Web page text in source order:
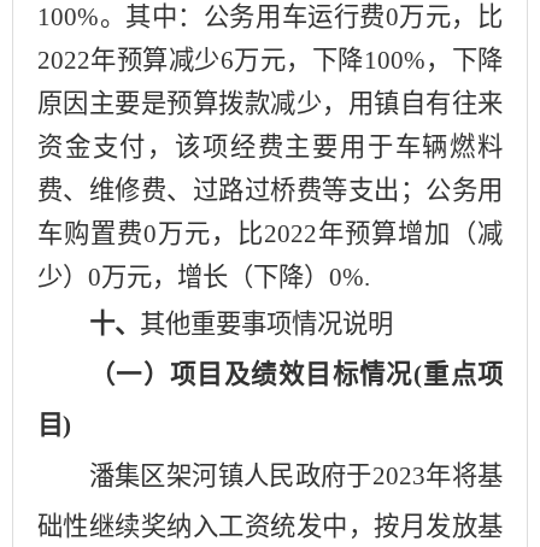
100%。其中：公务用车运行费0万元，比
2022年预算减少6万元，下降100%，下降
原因主要是预算拨款减少，用镇自有往来
资金支付 ，该项经费主要用于车辆燃料
费、维修费、过路过桥费等支出；公务用
车购置费0万元，比2022年预算增加（减
少） 0万元，增长（下降） 0%.
十、 其他重要事项情况说明
（一）项目及绩效目标情况(重点项
目)
潘集区架河镇人民政府于2023年将基
础性继续奖纳入工资统发中，按月发放基